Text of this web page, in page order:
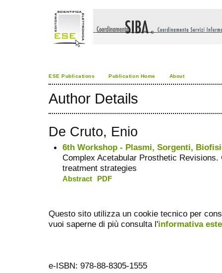
ESE Publications Publication Home About
Author Details
De Cruto, Enio
6th Workshop - Plasmi, Sorgenti,
Complex Acetabular Prosthetic
treatment strategies
Abstract PDF
Questo sito utilizza un cookie tecnico per
vuoi saperne di più consulta l'informativa
e-ISBN: 978-88-8305-1555